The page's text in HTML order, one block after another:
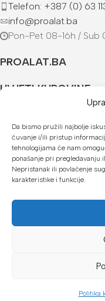
Da bismo pružili najbolje
čuvanje i/ili pristup
tehnologijama će nam
ponašanje pri pregledavanju
Nepristanak ili povlačenje
karakteristike i funkcije.
Politika
Telefon: +387 (0) 63
info@proalat.ba
Pon-Pet 08-16h / Sub
PROALAT.BA
UVJETI KUPOVINE
U našoj web trgovini
Kreditnim karticama
Općom uplatnicom,
Gotovinom prilikom
Mikrofin do 18 rata